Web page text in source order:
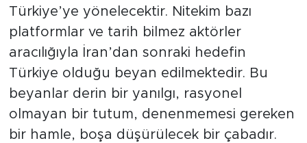
Türkiye’ye yönelecektir. Nitekim bazı
platformlar ve tarih bilmez aktörler
aracılığıyla İran’dan sonraki hedefin
Türkiye olduğu beyan edilmektedir. Bu
beyanlar derin bir yanılgı, rasyonel
olmayan bir tutum, denenmemesi gereken
bir hamle, boşa düşürülecek bir çabadır.